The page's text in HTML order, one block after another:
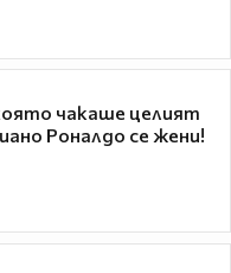
чакаше целият
Роналдо се жени!